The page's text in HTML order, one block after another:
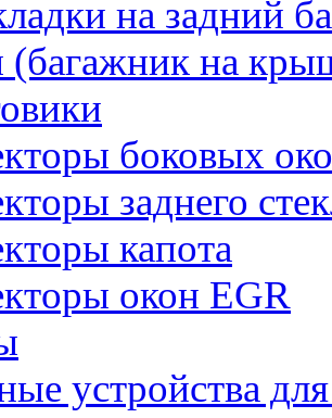
на задний
(багажник на
боковых
заднего
капота
окон EGR
устройства